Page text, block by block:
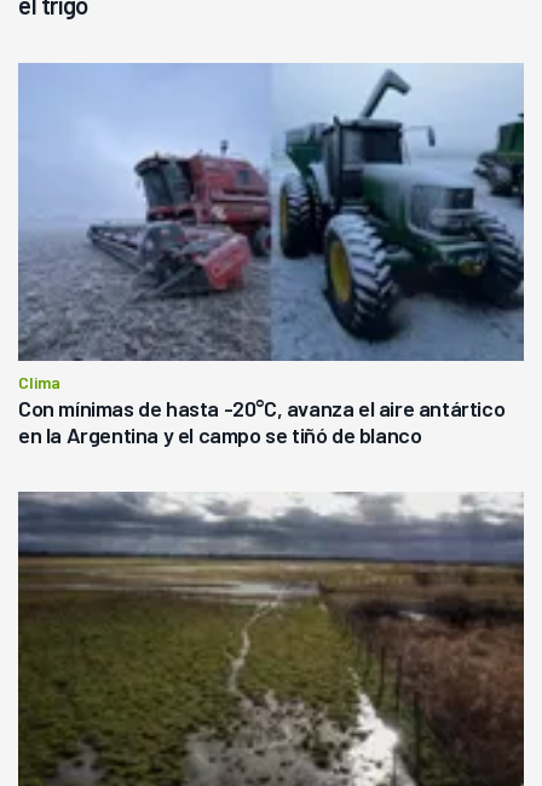
Clima
Con mínimas de hasta -20°C, avanza el aire antártico
en la Argentina y el campo se tiñó de blanco